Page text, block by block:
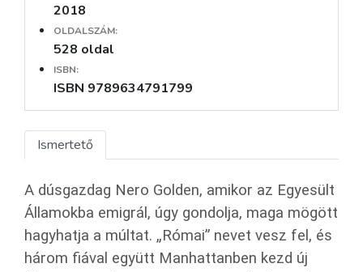
2018
OLDALSZÁM:
528 oldal
ISBN:
ISBN 9789634791799
Ismertető
A dúsgazdag Nero Golden, amikor az Egyesült
Államokba emigrál, úgy gondolja, maga mögött
hagyhatja a múltat. „Római” nevet vesz fel, és
három fiával együtt Manhattanben kezd új